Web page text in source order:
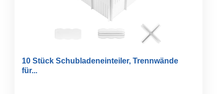
10 Stück Schubladeneinteiler, Trennwände
für...